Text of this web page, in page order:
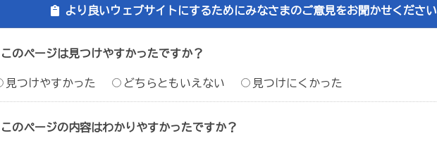
より良いウェブサイトにするためにみなさまのご意見をお聞かせください
このページは見つけやすかったですか？
見つけやすかった どちらともいえない 見つけにくかった
このページの内容はわかりやすかったですか？